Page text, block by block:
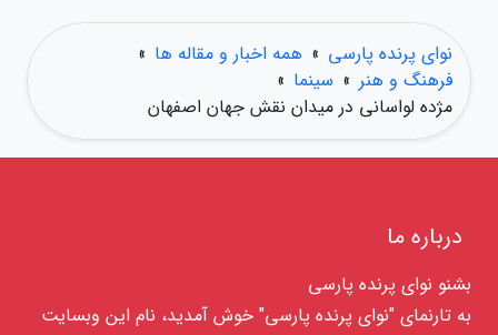
نوای پرنده پارسی » همه اخبار و مقاله ها »
فرهنگ و هنر » سینما »
مژده لواسانی در میدان نقش جهان اصفهان
درباره ما
بشنو نوای پرنده پارسی
به تارنمای "نوای پرنده پارسی" خوش آمدید، نام این وبسایت